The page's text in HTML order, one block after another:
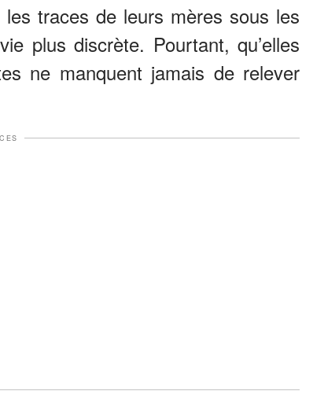
traces de leurs mères sous les
plus discrète. Pourtant, qu’elles
ne manquent jamais de relever